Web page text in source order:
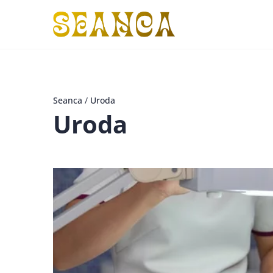
Seanca / Uroda
Uroda